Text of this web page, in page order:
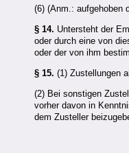
(6) (Anm.: aufgehoben
§ 14. Untersteht der
oder durch eine von
oder der von ihm
§ 15. (1) Zustellungen
(2) Bei sonstigen
vorher davon in
dem Zusteller